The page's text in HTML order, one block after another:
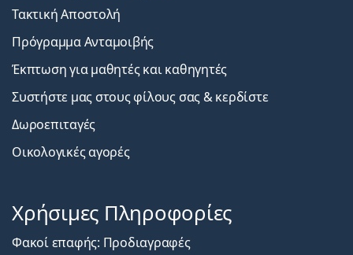
Τακτική Αποστολή
Πρόγραμμα Ανταμοιβής
Έκπτωση για μαθητές και καθηγητές
Συστήστε μας στους φίλους σας & κερδίστε
Δωροεπιταγές
Οικολογικές αγορές
Χρήσιμες Πληροφορίες
Φακοί επαφής: Προδιαγραφές